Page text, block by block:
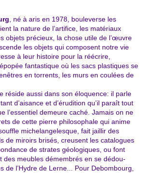
, né à aris en 1978, bouleverse les
la nature de l’artifice, les matériaux
objets précieux, la chose utile de l’œuvre
les objets qui composent notre vie
à leur histoire pour la réécrire,
fantastique où les sacs plastiques se
en torrents, les murs en coulées de
réside aussi dans son éloquence: il parle
d’aisance et d’érudition qu’il paraît tout
l’essentiel demeure caché. Jamais on ne
de cette pierre philosophale qui anime
michelangelesque, fait jaillir des
de miroirs brisés, creusent les catalogues
de strates géologiques, ou font
des meubles démembrés en se dédou-
de l’Hydre de Lerne... Pour Debombourg,